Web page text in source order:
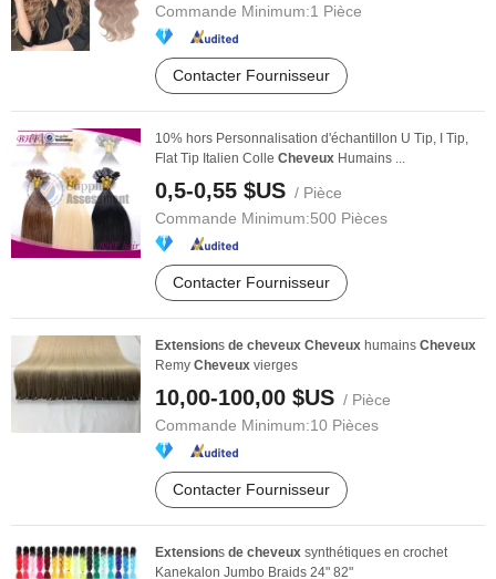
Commande Minimum:1 Pièce
Contacter Fournisseur
10% hors Personnalisation d'échantillon U Tip, I Tip,
Flat Tip Italien Colle Cheveux Humains ...
0,5-0,55 $US / Pièce
Commande Minimum:500 Pièces
Contacter Fournisseur
Extensions de cheveux Cheveux humains Cheveux
Remy Cheveux vierges
10,00-100,00 $US / Pièce
Commande Minimum:10 Pièces
Contacter Fournisseur
Extensions de cheveux synthétiques en crochet
Kanekalon Jumbo Braids 24" 82"